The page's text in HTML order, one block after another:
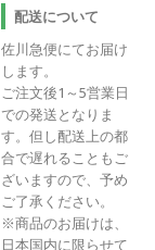
配送について
佐川急便にてお届け
します。
ご注文後1～5営業日
での発送となりま
す。但し配送上の都
合で遅れることもご
ざいますので、予め
ご了承ください。
※商品のお届けは、
日本国内に限らせて